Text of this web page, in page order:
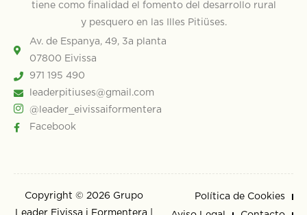
tiene como finalidad el fomento del desarrollo rural
y pesquero en las Illes Pitiüses.
Av. de Espanya, 49, 3a planta
07800 Eivissa
971 195 490
leaderpitiuses@gmail.com
@leader_eivissaiformentera
Facebook
Copyright © 2026 Grupo
Leader Eivissa i Formentera |
Política de Cookies